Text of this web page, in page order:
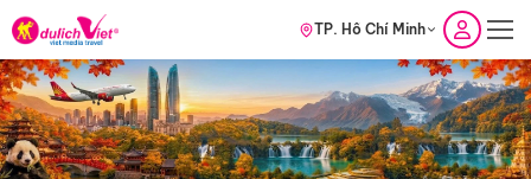
TP. Hồ Chí Minh